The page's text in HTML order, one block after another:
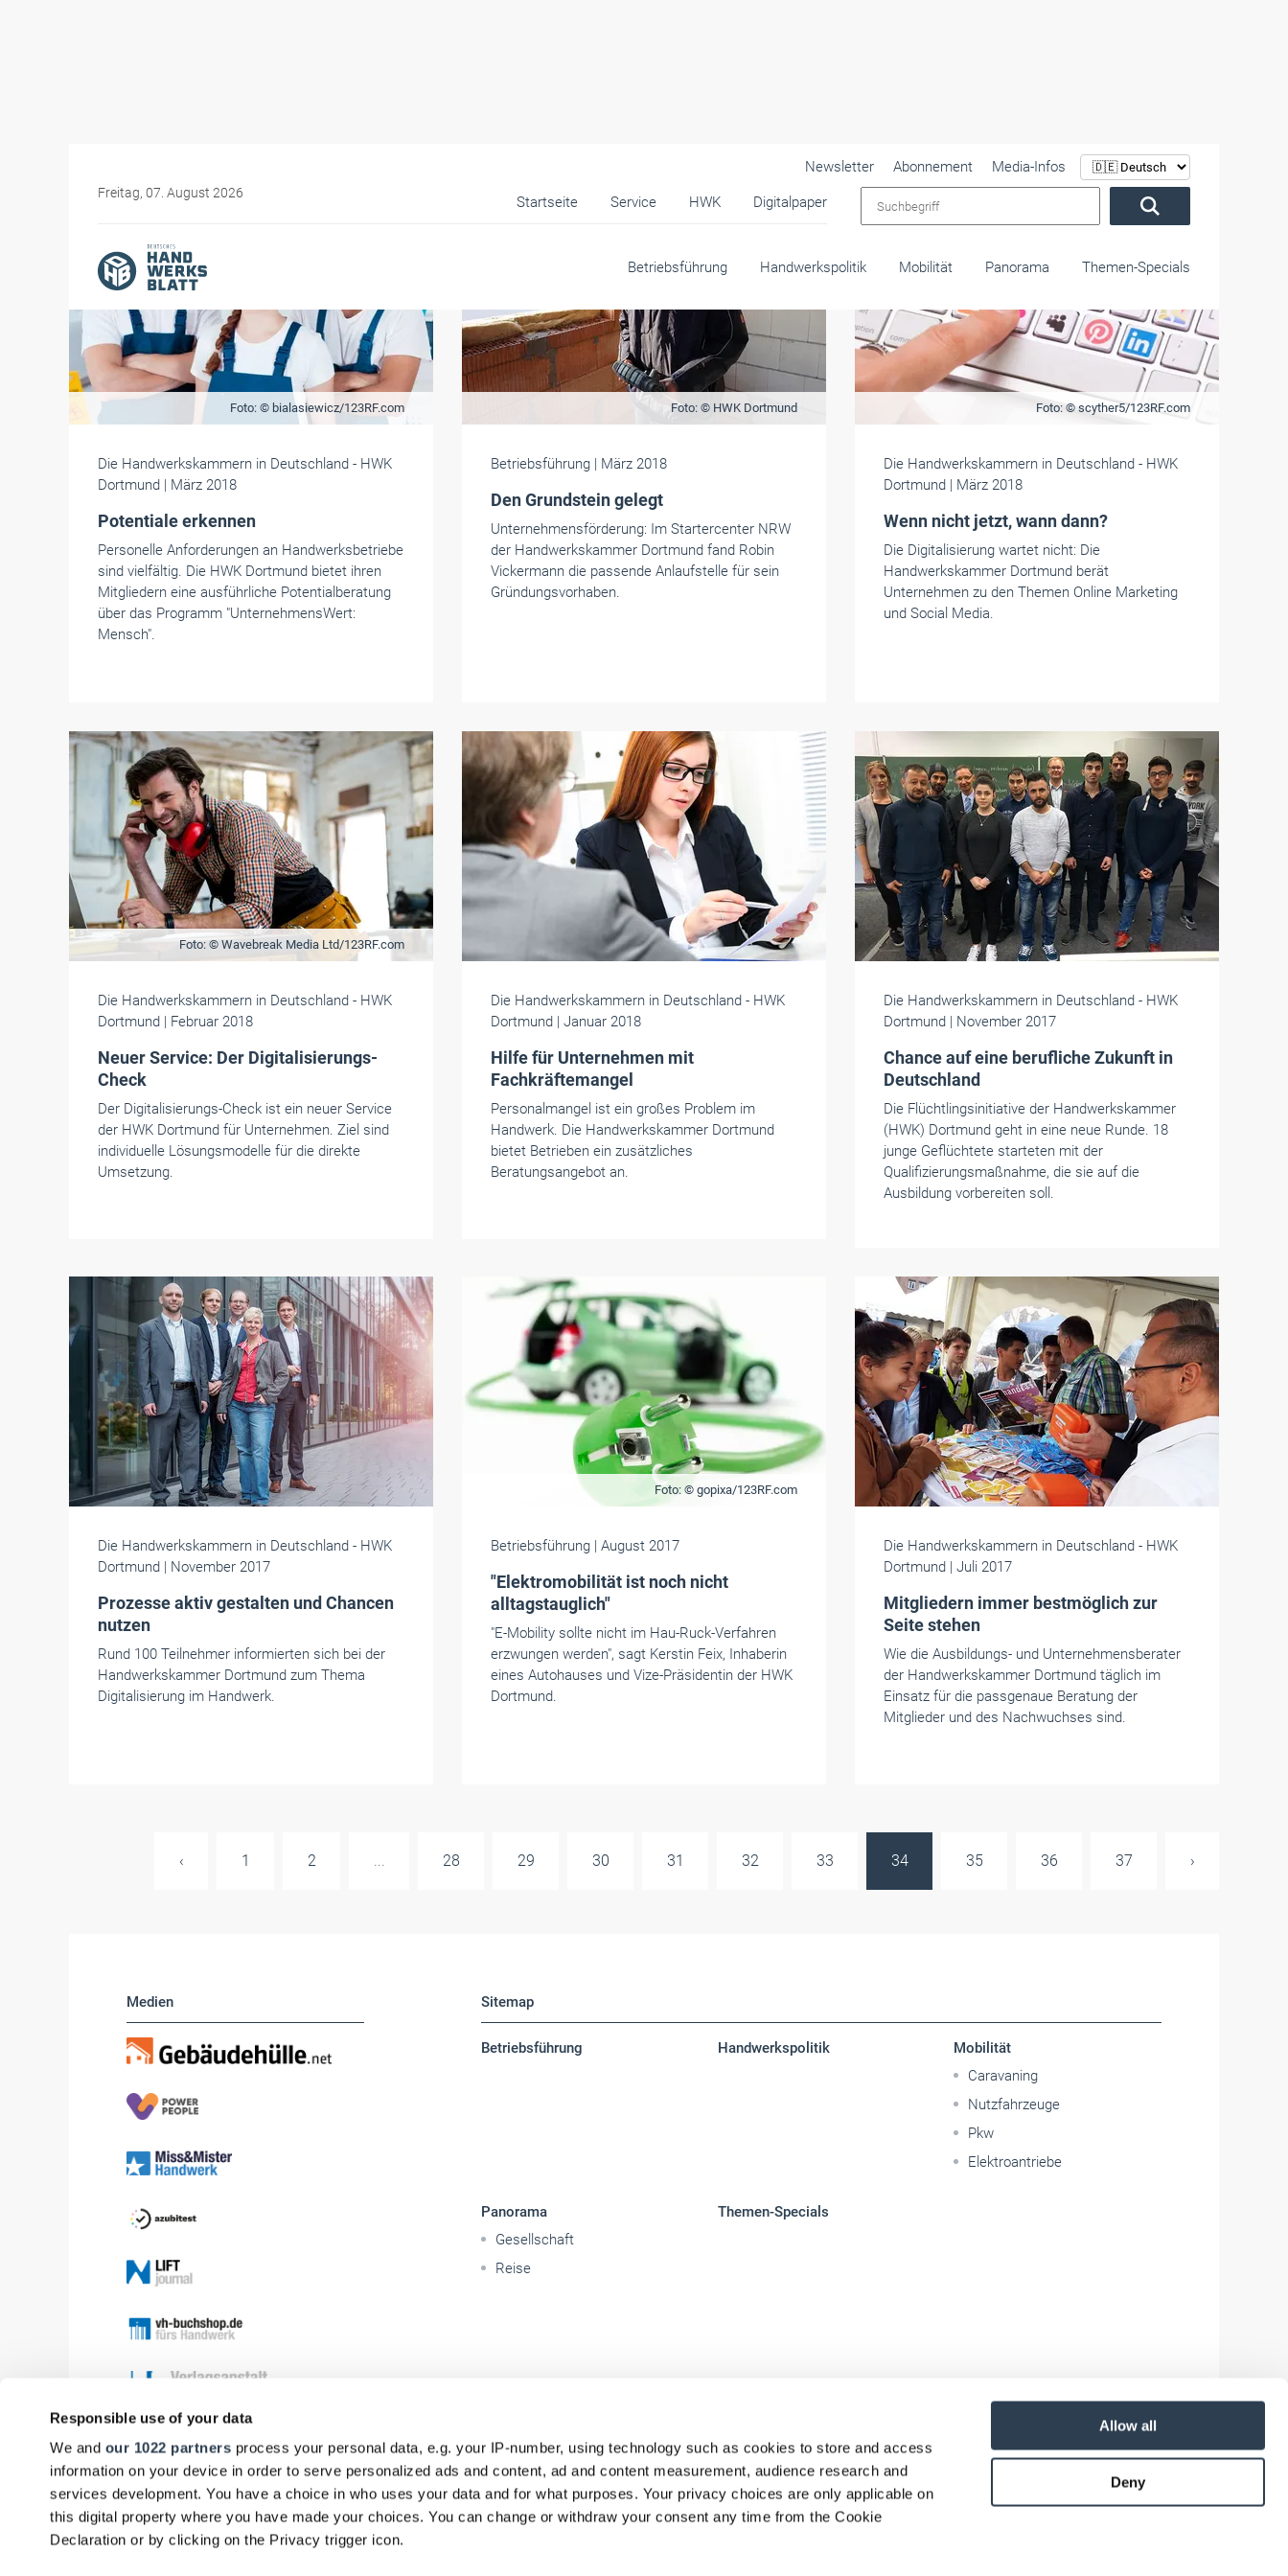
Responsible use of your data
We and our 1022 partners process your personal data, e.g. your IP-number, using technology such as cookies to store and access
information on your device in order to serve personalized ads and content, ad and content measurement, audience research and
services development. You have a choice in who uses your data and for what purposes. Your privacy choices are only applicable on
this digital property where you have made your choices. You can change or withdraw your consent any time from the Cookie
Declaration or by clicking on the Privacy trigger icon.
Allow all
Deny
Freitag, 07. August 2026
Startseite Service HWK Digitalpaper
Newsletter Abonnement
Media-Infos
Betriebsführung Handwerkspolitik Mobilität Panorama Themen-Specials
Foto: © bialasiewicz/123RF.com
Die Handwerkskammern in Deutschland - HWK
Dortmund | März 2018
Potentiale erkennen
Personelle Anforderungen an Handwerksbetriebe
sind vielfältig. Die HWK Dortmund bietet ihren
Mitgliedern eine ausführliche Potentialberatung
über das Programm "UnternehmensWert:
Mensch".
Foto: © HWK Dortmund
Betriebsführung | März 2018
Den Grundstein gelegt
Unternehmensförderung: Im Startercenter NRW
der Handwerkskammer Dortmund fand Robin
Vickermann die passende Anlaufstelle für sein
Gründungsvorhaben.
Foto: © scyther5/123RF.com
Die Handwerkskammern in Deutschland- HWK
Dortmund | März 2018
Wenn nicht jetzt, wann dann?
Die Digitalisierung wartet nicht: Die
Handwerkskammer Dortmund berät
Unternehmen zu den Themen Online Marketing
und Social Media.
Foto: © Wavebreak Media Ltd/123RF.com
Die Handwerkskammern in Deutschland - HWK
Dortmund | Februar 2018
Neuer Service: Der Digitalisierungs-
Check
Der Digitalisierungs-Check ist ein neuer Service
der HWK Dortmund für Unternehmen. Ziel sind
individuelle Lösungsmodelle für die direkte
Umsetzung.
Die Handwerkskammern in Deutschland- HWK
Dortmund | Januar 2018
Hilfe für Unternehmen mit
Fachkräftemangel
Personalmangel ist ein großes Problem im
Handwerk. Die Handwerkskammer Dortmund
bietet Betrieben ein zusätzliches
Beratungsangebot an.
Die Handwerkskammern in Deutschland- HWK
Dortmund | November 2017
Chance auf eine berufliche Zukunft in
Deutschland
Die Flüchtlingsinitiative der Handwerkskammer
(HWK) Dortmund geht in eine neue Runde. 18
junge Geflüchtete starteten mit der
Qualifizierungsmaßnahme, die sie auf die
Ausbildung vorbereiten soll.
Die Handwerkskammern in Deutschland - HWK
Dortmund | November 2017
Prozesse aktiv gestalten und Chancen
nutzen
Rund 100 Teilnehmer informierten sich bei der
Handwerkskammer Dortmund zum Thema
Digitalisierung im Handwerk.
Foto: © gopixa/123RF.com
Betriebsführung | August 2017
"Elektromobilität ist noch nicht
alltagstauglich"
"E-Mobility sollte nicht im Hau-Ruck-Verfahren
erzwungen werden", sagt Kerstin Feix, Inhaberin
eines Autohauses und Vize-Präsidentin der HWK
Dortmund.
Die Handwerkskammern in Deutschland- HWK
Dortmund | Juli 2017
Mitgliedern immer bestmöglich zur
Seite stehen
Wie die Ausbildungs- und Unternehmensberater
der Handwerkskammer Dortmund täglich im
Einsatz für die passgenaue Beratung der
Mitglieder und des Nachwuchses sind.
‹ 1 2 ... 28 29 30 31 32 33 34 35 36 37 ›
Medien Sitemap
Betriebsführung Handwerkspolitik
Mobilität
Caravaning
Nutzfahrzeuge
Pkw
Elektroantriebe
Panorama
Gesellschaft
Reise
Themen-Specials